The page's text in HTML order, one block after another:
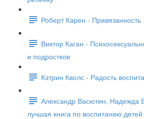
Роберт Карен - Привязанность
Виктор Каган -
и подростков
Кэтрин Кволс - Радость
Александр Васютин, Надежда
лучшая книга по воспитанию детей